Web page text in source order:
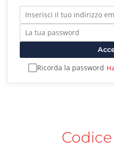
Ricorda la password |